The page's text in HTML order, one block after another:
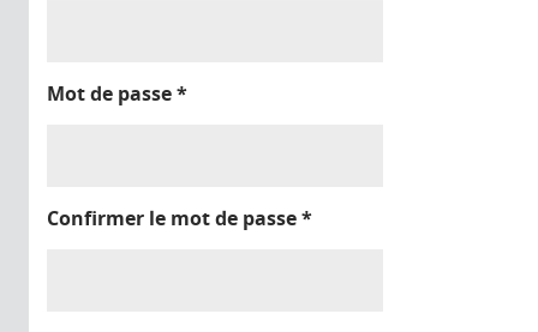
Mot de passe*
Confirmer le mot de passe*